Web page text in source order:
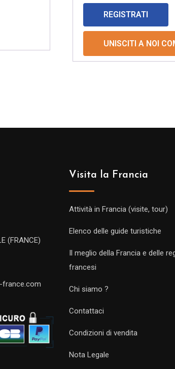
REGISTRATI
UNISCITI A NOI
(FRANCE)
france.com
Visita la Francia
Attività in Francia (visite, tour)
Elenco delle guide turistiche
Il meglio della Francia e delle
francesi
Chi siamo ?
Contattaci
Condizioni di vendita
Nota Legale